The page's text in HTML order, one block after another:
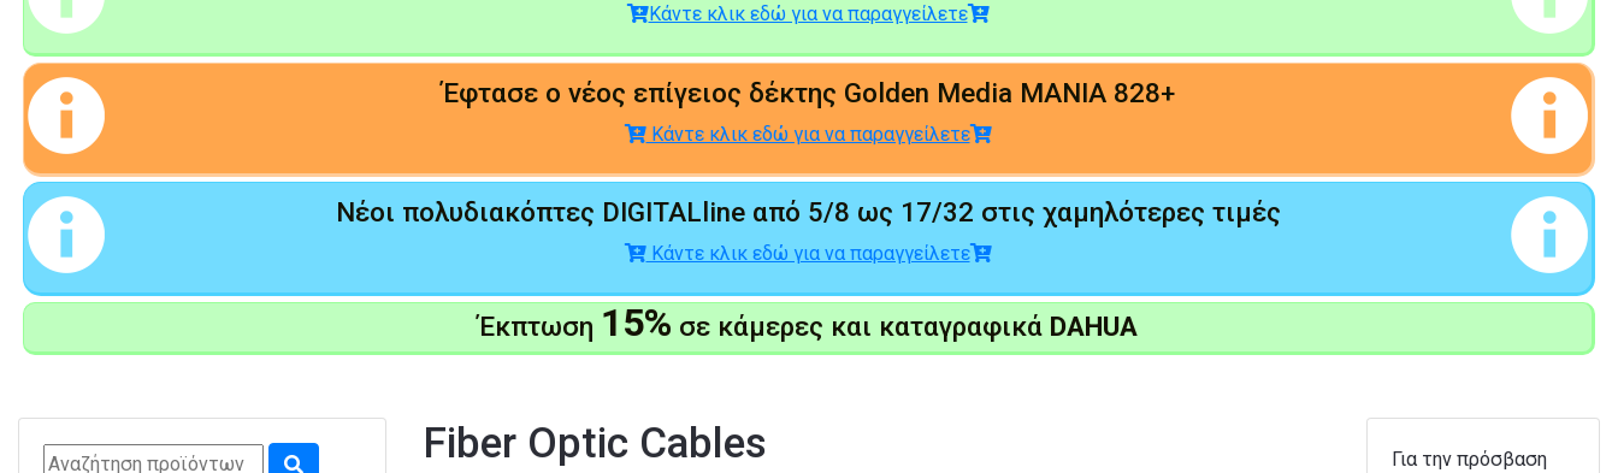
Κάντε κλικ εδώ για να παραγγείλετε
Έφτασε ο νέος επίγειος δέκτης Golden Media MANIA 828+
Κάντε κλικ εδώ για να παραγγείλετε
Νέοι πολυδιακόπτες DIGITALline από 5/8 ως 17/32 στις χαμηλότερες τιμές
Κάντε κλικ εδώ για να παραγγείλετε
Έκπτωση 15% σε κάμερες και καταγραφικά DAHUA
Fiber Optic Cables
Για την πρόσβαση